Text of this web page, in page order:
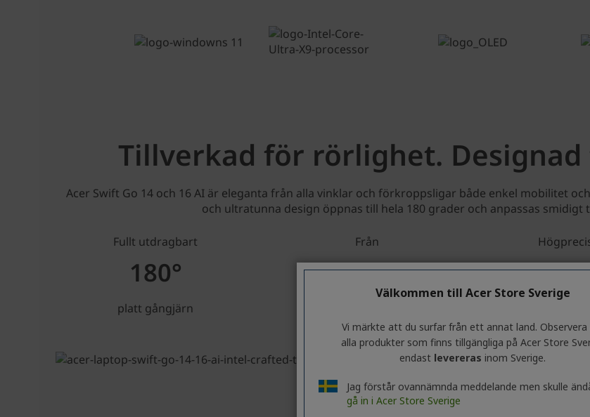
Välkommen till Acer Store Sverige
Vi märkte att du surfar från ett annat land.
alla produkter som finns tillgängliga på Acer Store
endast levereras inom Sverige.
Jag förstår ovannämnda meddelande men skulle
gå in i Acer Store Sverige